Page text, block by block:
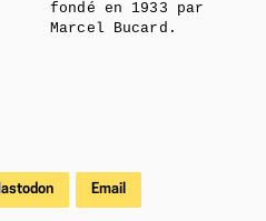
fondé en 1933 par
Marcel Bucard.
Email